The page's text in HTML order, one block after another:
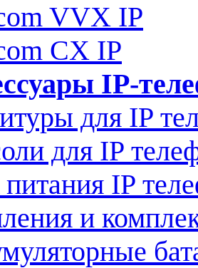
VVX IP
CX IP
IP-
для IP
для IP
IP
и